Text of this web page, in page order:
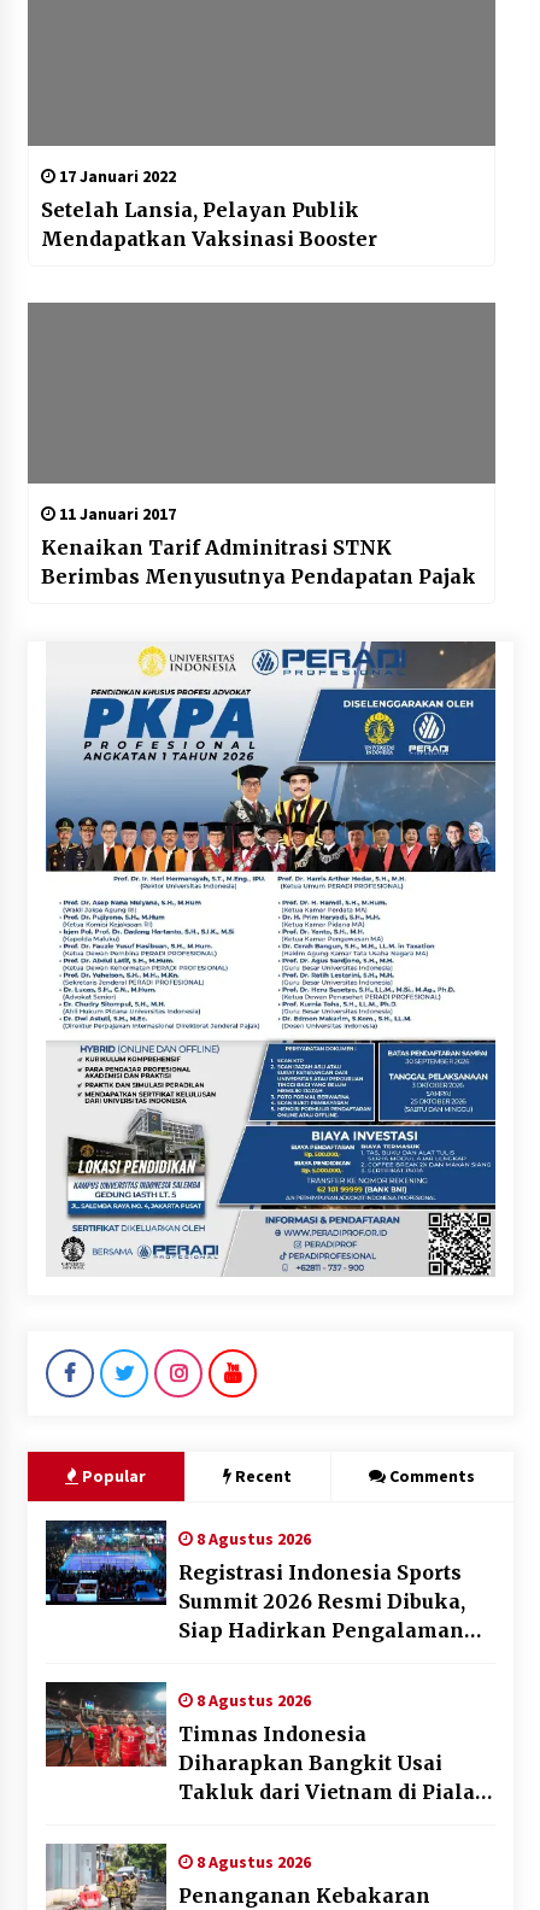
17 Januari 2022
Setelah Lansia, Pelayan Publik
Mendapatkan Vaksinasi Booster
11 Januari 2017
Kenaikan Tarif Adminitrasi STNK
Berimbas Menyusutnya Pendapatan Pajak
Popular Recent Comments
8 Agustus 2026
Registrasi Indonesia Sports
Summit 2026 Resmi Dibuka,
Siap Hadirkan Pengalaman
8 Agustus 2026
Timnas Indonesia
Diharapkan Bangkit Usai
Takluk dari Vietnam di Piala
8 Agustus 2026
Penanganan Kebakaran